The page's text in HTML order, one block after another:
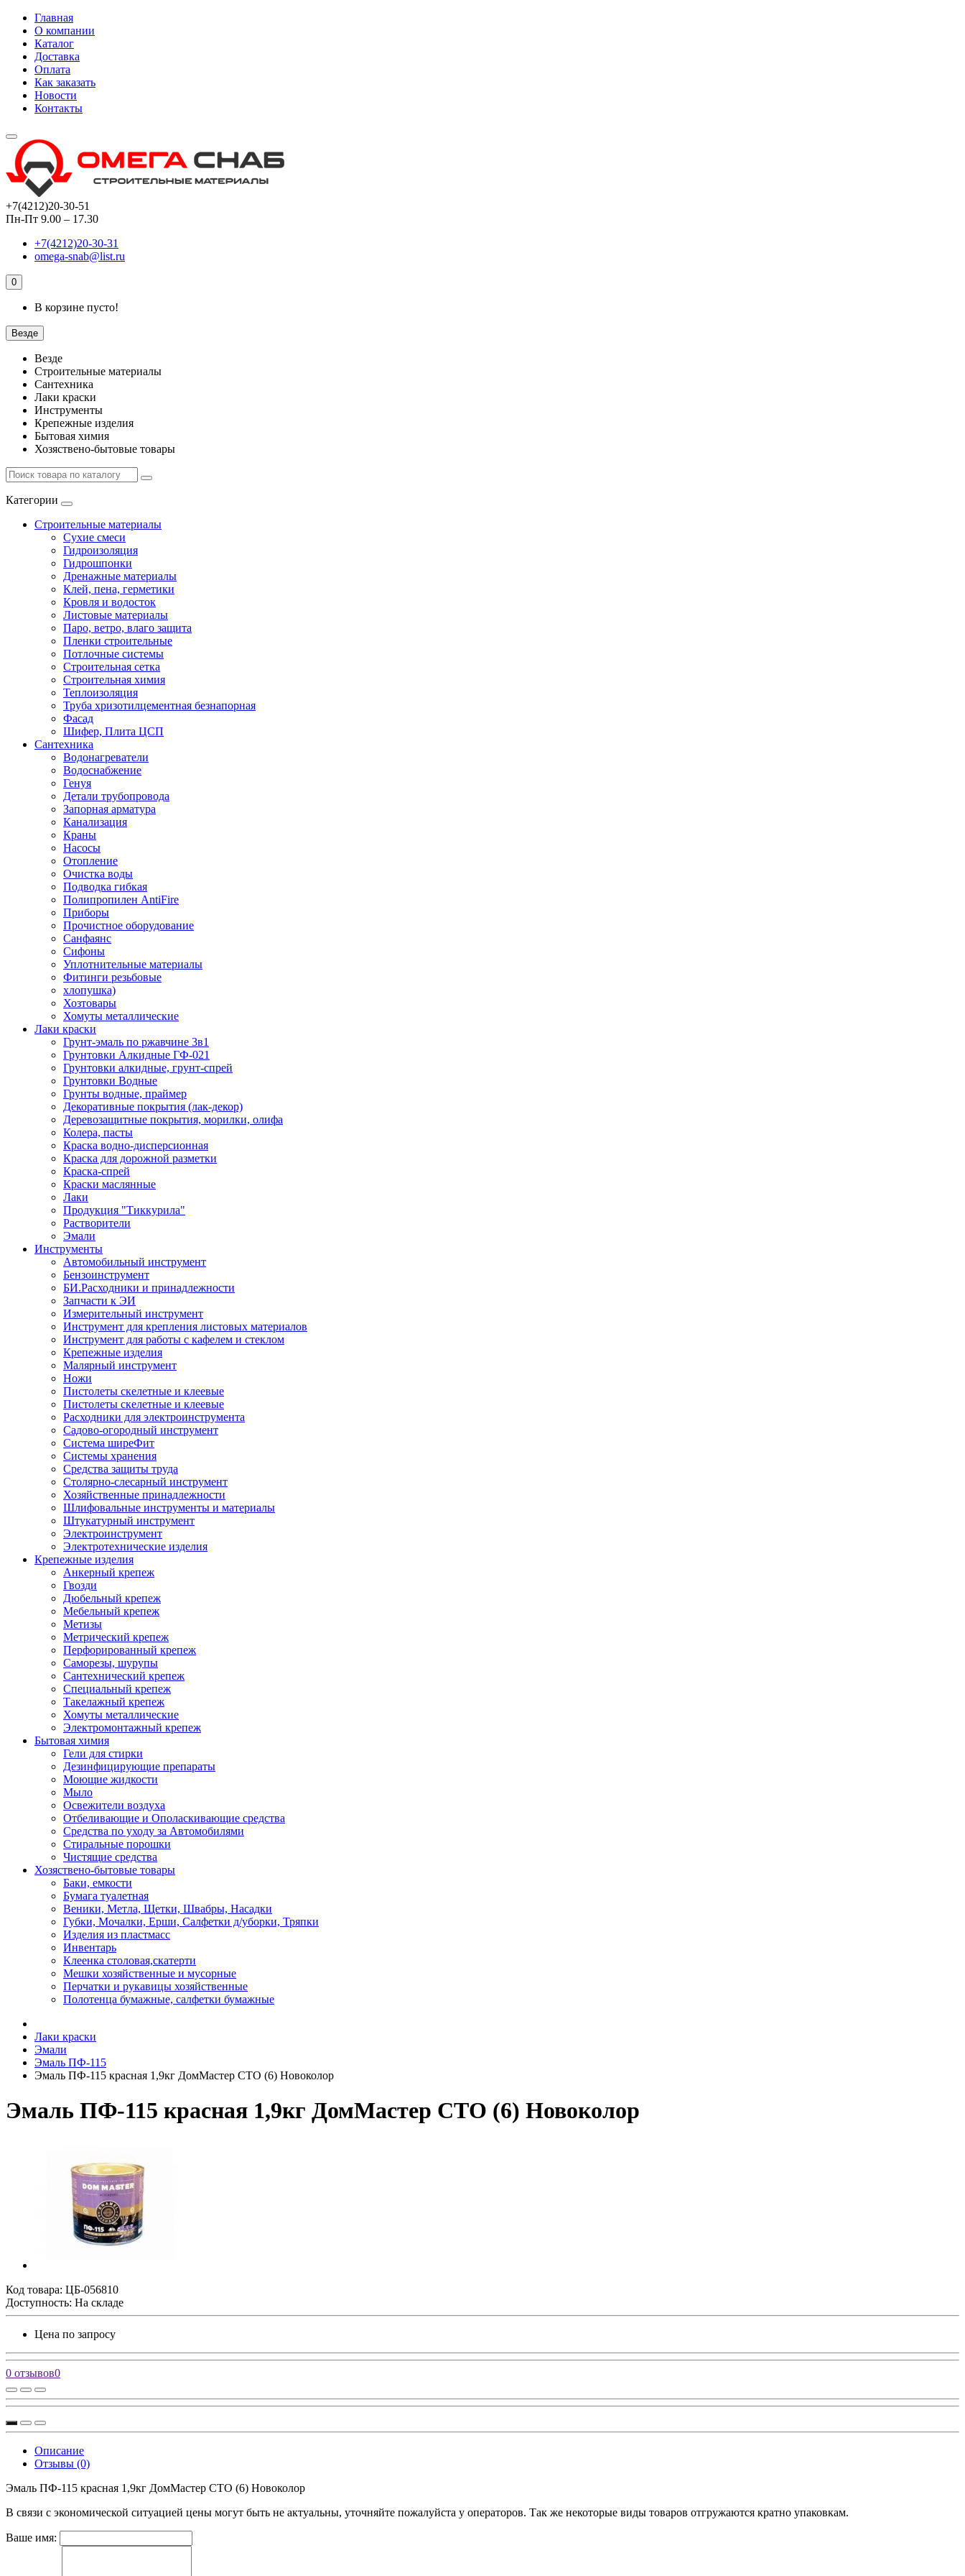
Главная
О компании
Каталог
Доставка
Оплата
Как заказать
Новости
Контакты
+7(4212)20-30-51
Пн-Пт 9.00 – 17.30
+7(4212)20-30-31
omega-snab@list.ru
0
В корзине пусто!
Везде
Везде
Строительные материалы
Сантехника
Лаки краски
Инструменты
Крепежные изделия
Бытовая химия
Хозяствено-бытовые товары
Категории
Строительные материалы
Сухие смеси
Гидроизоляция
Гидрошпонки
Дренажные материалы
Клей, пена, герметики
Кровля и водосток
Листовые материалы
Паро, ветро, влаго защита
Пленки строительные
Потлочные системы
Строительная сетка
Строительная химия
Теплоизоляция
Труба хризотилцементная безнапорная
Фасад
Шифер, Плита ЦСП
Сантехника
Водонагреватели
Водоснабжение
Генуя
Детали трубопровода
Запорная арматура
Канализация
Краны
Насосы
Отопление
Очистка воды
Подводка гибкая
Полипропилен AntiFire
Приборы
Прочистное оборудование
Санфаянс
Сифоны
Уплотнительные материалы
Фитинги резьбовые
хлопушка)
Хозтовары
Хомуты металлические
Лаки краски
Грунт-эмаль по ржавчине 3в1
Грунтовки Алкидные ГФ-021
Грунтовки алкидные, грунт-спрей
Грунтовки Водные
Грунты водные, праймер
Декоративные покрытия (лак-декор)
Деревозащитные покрытия, морилки, олифа
Колера, пасты
Краска водно-дисперсионная
Краска для дорожной разметки
Краска-спрей
Краски маслянные
Лаки
Продукция "Тиккурила"
Растворители
Эмали
Инструменты
Автомобильный инструмент
Бензоинструмент
БИ.Расходники и принадлежности
Запчасти к ЭИ
Измерительный инструмент
Инструмент для крепления листовых материалов
Инструмент для работы с кафелем и стеклом
Крепежные изделия
Малярный инструмент
Ножи
Пистолеты скелетные и клеевые
Пистолеты скелетные и клеевые
Расходники для электроинструмента
Садово-огородный инструмент
Система ширеФит
Системы хранения
Средства защиты труда
Столярно-слесарный инструмент
Хозяйственные принадлежности
Шлифовальные инструменты и материалы
Штукатурный инструмент
Электроинструмент
Электротехнические изделия
Крепежные изделия
Анкерный крепеж
Гвозди
Дюбельный крепеж
Мебельный крепеж
Метизы
Метрический крепеж
Перфорированный крепеж
Саморезы, шурупы
Сантехнический крепеж
Специальный крепеж
Такелажный крепеж
Хомуты металлические
Электромонтажный крепеж
Бытовая химия
Гели для стирки
Дезинфицирующие препараты
Моющие жидкости
Мыло
Освежители воздуха
Отбеливающие и Ополаскивающие средства
Средства по уходу за Автомобилями
Стиральные порошки
Чистящие средства
Хозяствено-бытовые товары
Баки, емкости
Бумага туалетная
Веники, Метла, Щетки, Швабры, Насадки
Губки, Мочалки, Ерши, Салфетки д/уборки, Тряпки
Изделия из пластмасс
Инвентарь
Клеенка столовая,скатерти
Мешки хозяйственные и мусорные
Перчатки и рукавицы хозяйственные
Полотенца бумажные, салфетки бумажные
Лаки краски
Эмали
Эмаль ПФ-115
Эмаль ПФ-115 красная 1,9кг ДомМастер СТО (6) Новоколор
Эмаль ПФ-115 красная 1,9кг ДомМастер СТО (6) Новоколор
Код товара: ЦБ-056810
Доступность: На складе
Цена по запросу
0 отзывов0
Описание
Отзывы (0)
Эмаль ПФ-115 красная 1,9кг ДомМастер СТО (6) Новоколор
В связи с экономической ситуацией цены могут быть не актуальны, уточняйте пожалуйста у операторов. Так же некоторые виды товаров отгружаются кратно упаковкам.
Ваше имя: